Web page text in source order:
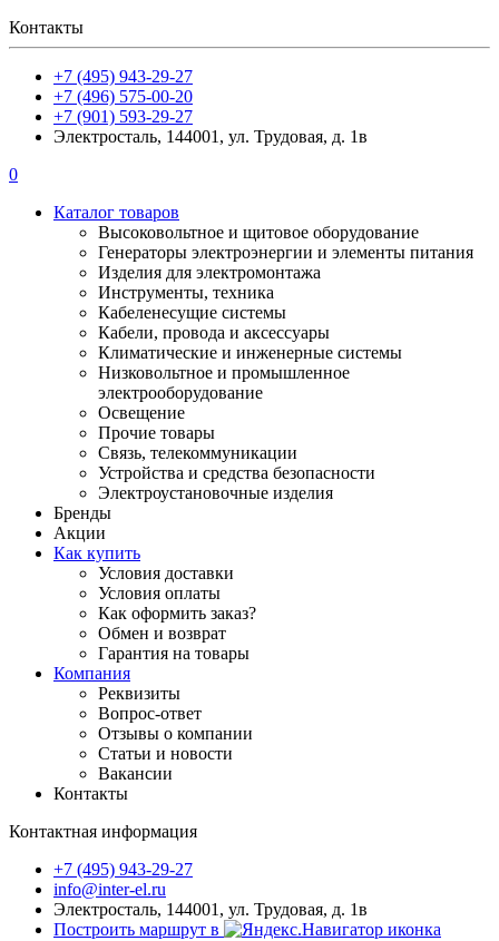
Контакты
+7 (495) 943-29-27
+7 (496) 575-00-20
+7 (901) 593-29-27
Электросталь, 144001, ул. Трудовая, д. 1в
0
Каталог товаров
Высоковольтное и щитовое оборудование
Генераторы электроэнергии и элементы питания
Изделия для электромонтажа
Инструменты, техника
Кабеленесущие системы
Кабели, провода и аксессуары
Климатические и инженерные системы
Низковольтное и промышленное
электрооборудование
Освещение
Прочие товары
Связь, телекоммуникации
Устройства и средства безопасности
Электроустановочные изделия
Бренды
Акции
Как купить
Условия доставки
Условия оплаты
Как оформить заказ?
Обмен и возврат
Гарантия на товары
Компания
Реквизиты
Вопрос-ответ
Отзывы о компании
Статьи и новости
Вакансии
Контакты
Контактная информация
+7 (495) 943-29-27
info@inter-el.ru
Электросталь, 144001, ул. Трудовая, д. 1в
Построить маршрут в